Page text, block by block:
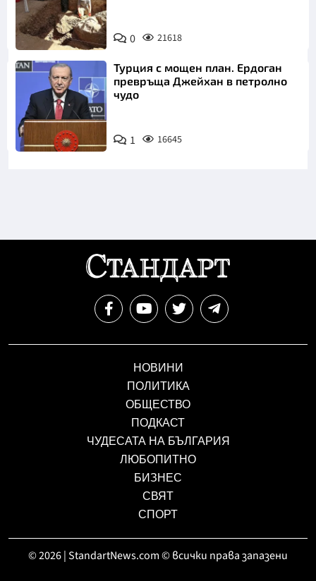
0 21618
Турция с мощен план. Ердоган
превръща Джейхан в петролно
чудо
1 16645
НОВИНИ
ПОЛИТИКА
ОБЩЕСТВО
ПОДКАСТ
ЧУДЕСАТА НА БЪЛГАРИЯ
ЛЮБОПИТНО
БИЗНЕС
СВЯТ
СПОРТ
© 2026 | StandartNews.com © всички права запазени